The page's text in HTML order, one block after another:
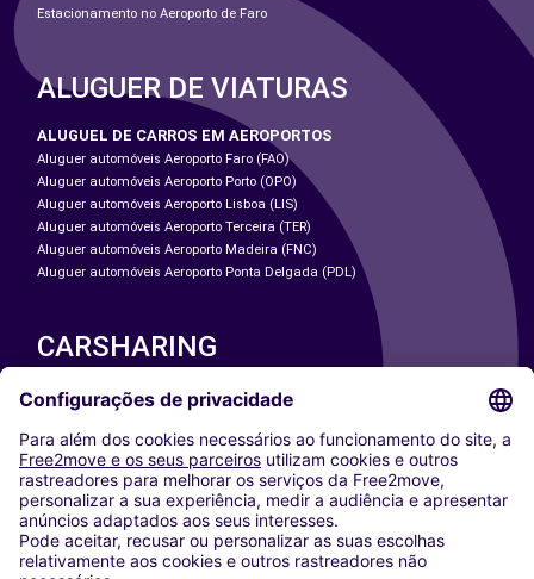
Estacionamento no Aeroporto de Faro
ALUGUER DE VIATURAS
ALUGUEL DE CARROS EM AEROPORTOS
Aluguer automóveis Aeroporto Faro (FAO)
Aluguer automóveis Aeroporto Porto (OPO)
Aluguer automóveis Aeroporto Lisboa (LIS)
Aluguer automóveis Aeroporto Terceira (TER)
Aluguer automóveis Aeroporto Madeira (FNC)
Aluguer automóveis Aeroporto Ponta Delgada (PDL)
CARSHARING
NOSSAS CIDADES
Washington DC
Milan
Rome
Turin
Vienna
Berlin
Cologne